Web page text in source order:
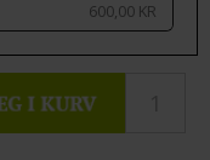
600,00 KR